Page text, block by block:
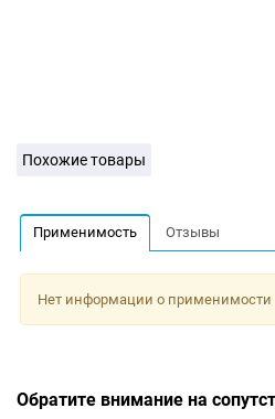
Похожие товары
Применимость Отзывы
Нет информации о применимости
Обратите внимание на